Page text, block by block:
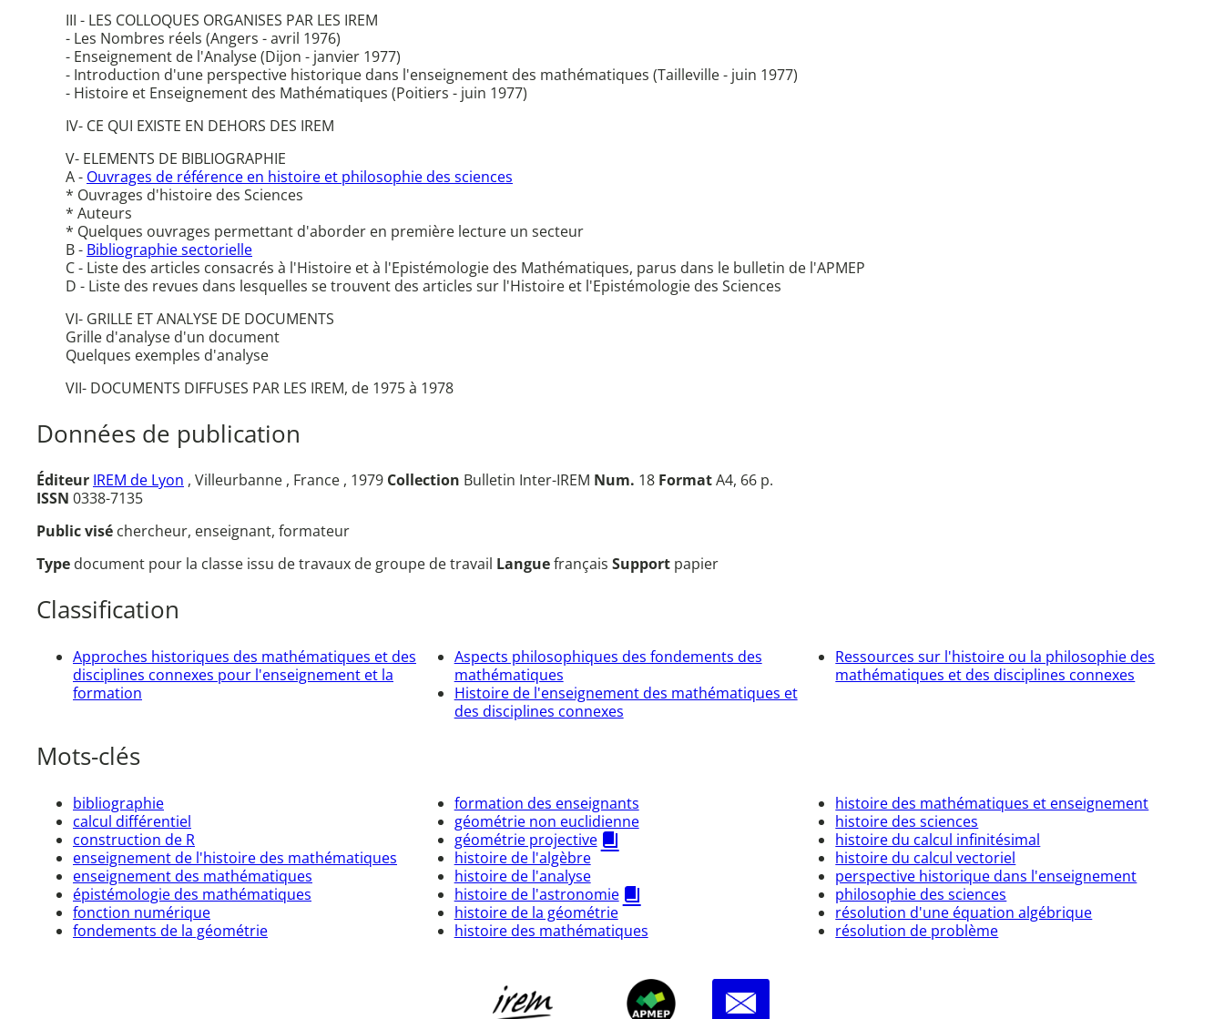
III - LES COLLOQUES ORGANISES PAR LES IREM
- Les Nombres réels (Angers - avril 1976)
- Enseignement de l'Analyse (Dijon - janvier 1977)
- Introduction d'une perspective historique dans l'enseignement des mathématiques (Tailleville - juin 1977)
- Histoire et Enseignement des Mathématiques (Poitiers - juin 1977)
IV- CE QUI EXISTE EN DEHORS DES IREM
V- ELEMENTS DE BIBLIOGRAPHIE
A - Ouvrages de référence en histoire et philosophie des sciences
* Ouvrages d'histoire des Sciences
* Auteurs
* Quelques ouvrages permettant d'aborder en première lecture un secteur
B - Bibliographie sectorielle
C - Liste des articles consacrés à l'Histoire et à l'Epistémologie des Mathématiques, parus dans le bulletin de l'APMEP
D - Liste des revues dans lesquelles se trouvent des articles sur l'Histoire et l'Epistémologie des Sciences
VI- GRILLE ET ANALYSE DE DOCUMENTS
Grille d'analyse d'un document
Quelques exemples d'analyse
VII- DOCUMENTS DIFFUSES PAR LES IREM, de 1975 à 1978
Données de publication
Éditeur IREM de Lyon , Villeurbanne , France , 1979 Collection Bulletin Inter-IREM Num. 18 FormatA4, 66 p.
ISSN 0338-7135
Public visé chercheur, enseignant, formateur
Type document pour la classe issu de travaux de groupe de travail Languefrançais Support papier
Classification
Approches historiques des mathématiques et des
disciplines connexes pour l'enseignement et la
formation
Aspects philosophiques des fondements des
mathématiques
Histoire de l'enseignement des mathématiques et
des disciplines connexes
Ressources sur l'histoire ou la philosophie des
mathématiques et des disciplines connexes
Mots-clés
bibliographie
calcul différentiel
construction de R
enseignement de l'histoire des mathématiques
enseignement des mathématiques
épistémologie des mathématiques
fonction numérique
fondements de la géométrie
formation des enseignants
géométrie non euclidienne
géométrie projective
histoire de l'algèbre
histoire de l'analyse
histoire de l'astronomie
histoire de la géométrie
histoire des mathématiques
histoire des mathématiques et enseignement
histoire des sciences
histoire du calcul infinitésimal
histoire du calcul vectoriel
perspective historique dans l'enseignement
philosophie des sciences
résolution d'une équation algébrique
résolution de problème